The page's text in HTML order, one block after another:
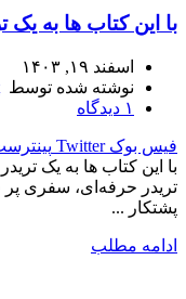
با این کتاب ها به
اسفند ۱۹, ۱۴۰۳
نوشته شده توسط
۱ دیدگاه
فیس بوک Twitter
با این کتاب ها به یک
تریدر حرفه‌ای، سفری
پشتکار ...
ادامه مطلب